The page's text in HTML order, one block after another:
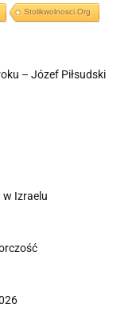
Stolikwolnosci.org
– Józef Piłsudski
w Izraelu